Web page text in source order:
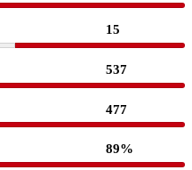
15
537
477
89%